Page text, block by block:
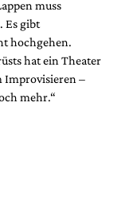
muss
Es gibt
hochgehen.
hat ein Theater
Improvisieren –
mehr.“